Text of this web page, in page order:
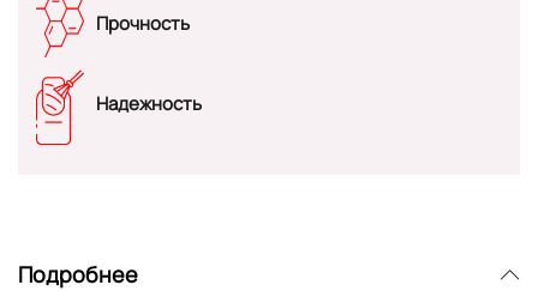
Прочность
Надежность
Подробнее